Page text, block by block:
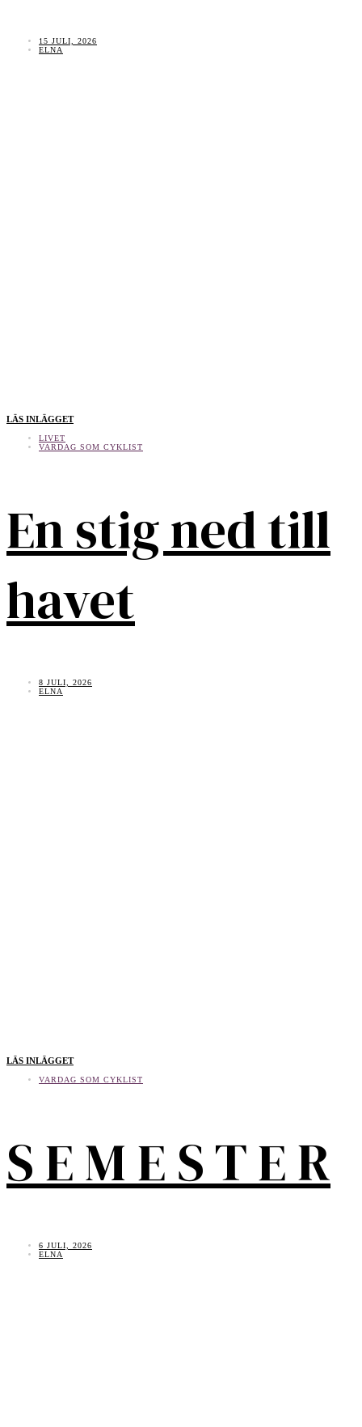
15 JULI, 2026
ELNA
LÄS INLÄGGET
LIVET
VARDAG SOM CYKLIST
En stig ned till
havet
8 JULI, 2026
ELNA
LÄS INLÄGGET
VARDAG SOM CYKLIST
S E M E S T E R
6 JULI, 2026
ELNA